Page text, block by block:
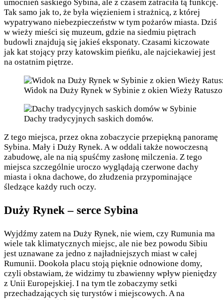
umocnień saskiego Sybina, ale z czasem zatraciła tą funkcję.
Tak samo jak to, że była więzieniem i strażnicą, z której
wypatrywano niebezpieczeństw w tym pożarów miasta. Dziś
w wieży mieści się muzeum, gdzie na siedmiu piętrach
budowli znajdują się jakieś eksponaty. Czasami kiczowate
jak kat stojący przy katowskim pieńku, ale najciekawiej jest
na ostatnim piętrze.
Widok na Duży Rynek w Sybinie z okien Wieży
Dachy tradycyjnych saskich domów.
Z tego miejsca, przez okna zobaczycie przepiękną panoramę
Sybina. Mały i Duży Rynek. A w oddali także nowoczesną
zabudowę, ale na nią spuśćmy zasłonę milczenia. Z tego
miejsca szczególnie uroczo wyglądają czerwone dachy
miasta i okna dachowe, do złudzenia przypominające
śledzące każdy ruch oczy.
Duży Rynek – serce Sybina
Wyjdźmy zatem na Duży Rynek, nie wiem, czy Rumunia ma
wiele tak klimatycznych miejsc, ale nie bez powodu Sibiu
jest uznawane za jedno z najładniejszych miast w całej
Rumunii. Dookoła placu stoją pięknie odnowione domy,
czyli obstawiam, że widzimy tu zbawienny wpływ pieniędzy
z Unii Europejskiej. I na tym tle zobaczymy setki
przechadzających się turystów i miejscowych. A na